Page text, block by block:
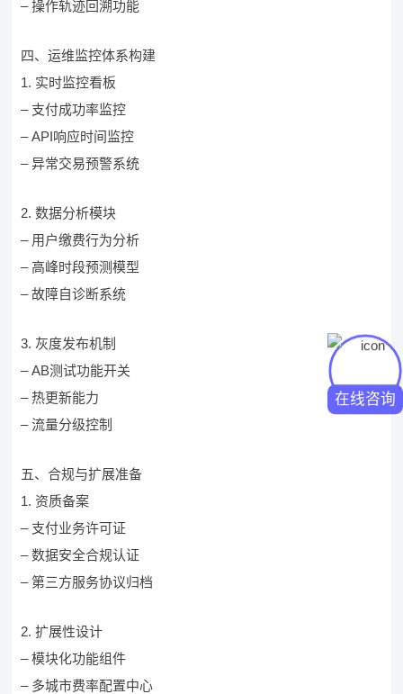
– 操作轨迹回溯功能
四、运维监控体系构建
1. 实时监控看板
– 支付成功率监控
– API响应时间监控
– 异常交易预警系统
2. 数据分析模块
– 用户缴费行为分析
– 高峰时段预测模型
– 故障自诊断系统
3. 灰度发布机制
– AB测试功能开关
– 热更新能力
– 流量分级控制
五、合规与扩展准备
1. 资质备案
– 支付业务许可证
– 数据安全合规认证
– 第三方服务协议归档
2. 扩展性设计
– 模块化功能组件
– 多城市费率配置中心
在线咨询